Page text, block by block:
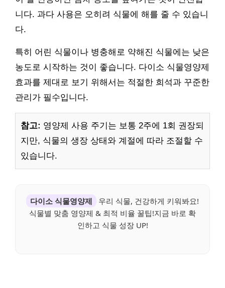
니다. 과다 사용은 오히려 식물에 해를 줄 수 있습니
다.
특히 어린 식물이나 병충해로 약해진 식물에는 낮은
농도로 시작하는 것이 좋습니다. 다이소 식물영양제
효과를 제대로 보기 위해서는 적절한 희석과 꾸준한
관리가 필수입니다.
참고: 영양제 사용 주기는 보통 2주에 1회 권장되
지만, 식물의 생장 상태와 계절에 따라 조절할 수
있습니다.
다이소 식물영양제
우리 식물, 건강하게 키워봐요!
식물별 맞춤 영양제 & 최적 비율 꿀팁!지금 바로 확
인하고 식물 성장 UP!